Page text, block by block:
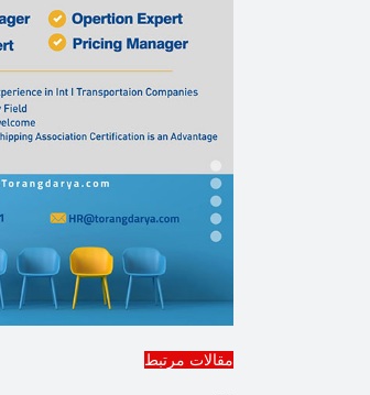
مقالات مرتبط